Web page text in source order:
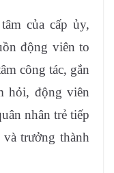
của cấp ủy,
động viên to
công tác, gắn
hỏi, động viên
nhân trẻ tiếp
trưởng thành